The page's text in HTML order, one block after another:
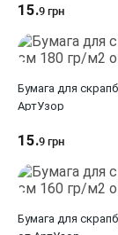
15.9 грн
Бумага для
АртУзор
15.9 грн
Бумага для